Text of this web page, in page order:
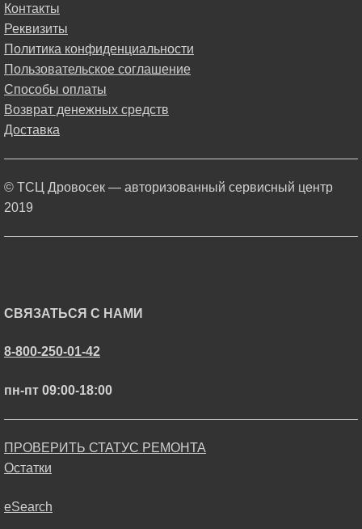
Контакты
Реквизиты
Политика конфиденциальности
Пользовательское соглашение
Способы оплаты
Возврат денежных средств
Доставка
© ТСЦ Дровосек — авторизованный сервисный центр
2019
СВЯЗАТЬСЯ С НАМИ
8-800-250-01-42
пн-пт 09:00-18:00
ПРОВЕРИТЬ СТАТУС РЕМОНТА
Остатки
eSearch